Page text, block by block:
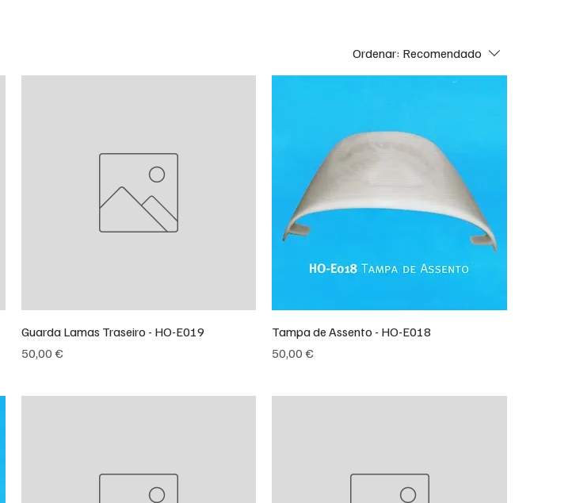
Ordenar: Recomendado
Guarda Lamas Traseiro - HO-E019
Preço
50,00 €
Tampa de Assento - HO-E018
Preço
50,00 €